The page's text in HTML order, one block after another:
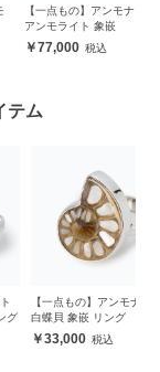
一点もの】アンモナイト
アンモライト 象嵌
77,000
テム
一点もの】アンモナイト
蝶貝 象嵌 リング
33,000